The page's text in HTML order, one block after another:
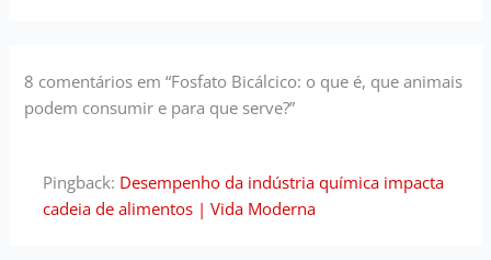
8 comentários em “Fosfato Bicálcico: o que é, que animais
podem consumir e para que serve?”
Pingback: Desempenho da indústria química impacta
cadeia de alimentos | Vida Moderna